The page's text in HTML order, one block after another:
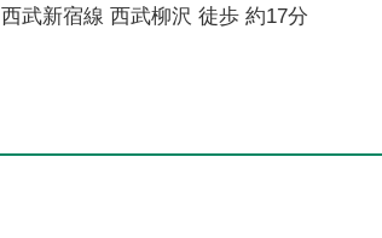
西武新宿線 西武柳沢 徒歩 約17分